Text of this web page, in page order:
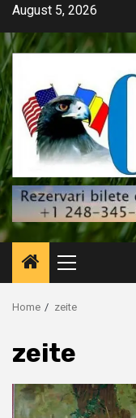
Skip
content
August 5, 2026
Primary
Menu
Home zeite
zeite